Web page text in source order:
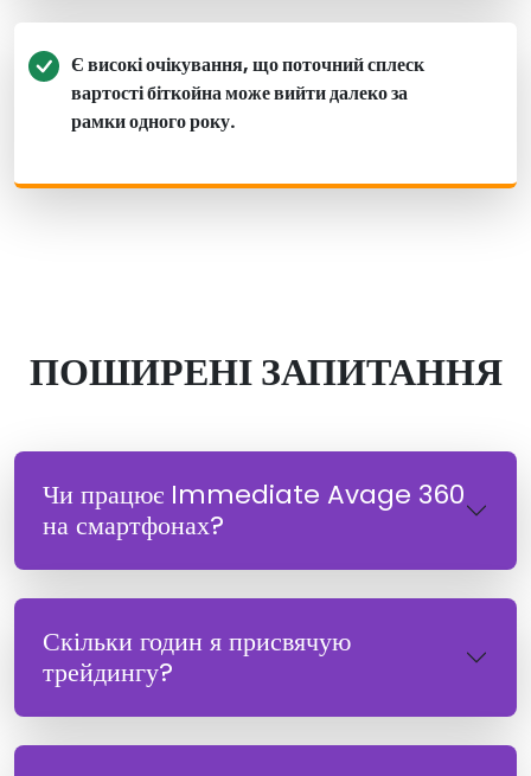
Є високі очікування, що поточний сплеск
вартості біткойна може вийти далеко за
рамки одного року.
ПОШИРЕНІ ЗАПИТАННЯ
Чи працює Immediate Avage 360
на смартфонах?
Скільки годин я присвячую
трейдингу?